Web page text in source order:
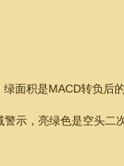
面积是MACD转负后
示，亮绿色是空头